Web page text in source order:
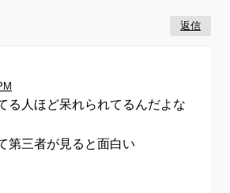
返信
る人ほど呆れられてるんだよな
第三者が見ると面白い